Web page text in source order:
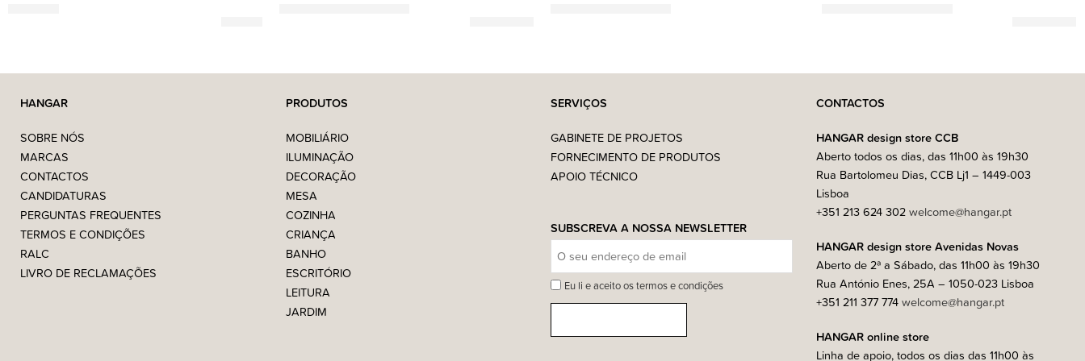
HANGAR
SOBRE NÓS
MARCAS
CONTACTOS
CANDIDATURAS
PERGUNTAS FREQUENTES
TERMOS E CONDIÇÕES
RALC
LIVRO DE RECLAMAÇÕES
PRODUTOS
MOBILIÁRIO
ILUMINAÇÃO
DECORAÇÃO
MESA
COZINHA
CRIANÇA
BANHO
ESCRITÓRIO
LEITURA
JARDIM
SERVIÇOS
GABINETE DE PROJETOS
FORNECIMENTO DE PRODUTOS
APOIO TÉCNICO
SUBSCREVA A NOSSA NEWSLETTER
Eu li e aceito os termos e condições
CONTACTOS
HANGAR design store CCB
Aberto todos os dias, das 11h00 às 19h30
Rua Bartolomeu Dias, CCB Lj1 – 1449-003
Lisboa
+351 213 624 302welcome@hangar.pt
HANGAR design store Avenidas Novas
Aberto de 2ª a Sábado, das 11h00 às 19h30
Rua António Enes, 25A – 1050-023 Lisboa
+351 211 377 774welcome@hangar.pt
HANGAR online store
Linha de apoio, todos os dias das 11h00 às